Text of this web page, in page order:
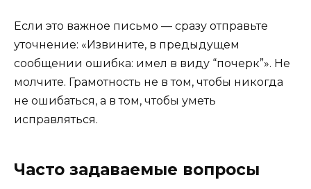
Если это важное письмо — сразу отправьте
уточнение: «Извините, в предыдущем
сообщении ошибка: имел в виду “почерк”». Не
молчите. Грамотность не в том, чтобы никогда
не ошибаться, а в том, чтобы уметь
исправляться.
Часто задаваемые вопросы